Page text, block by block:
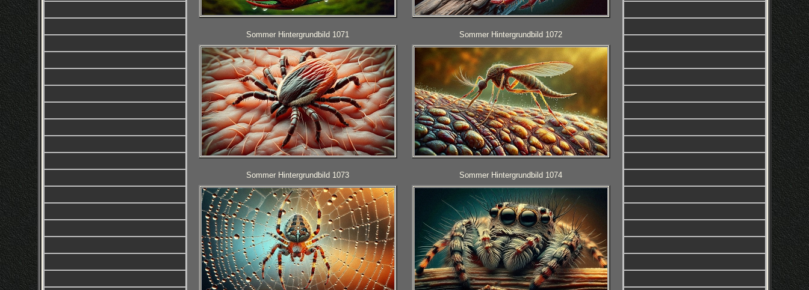
Sommer Hintergrundbild 1071 Sommer Hintergrundbild 1072
Sommer Hintergrundbild 1073 Sommer Hintergrundbild 1074